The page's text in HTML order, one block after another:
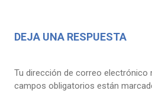
DEJA UNA RESPUESTA
Tu dirección de correo electrónico
campos obligatorios están